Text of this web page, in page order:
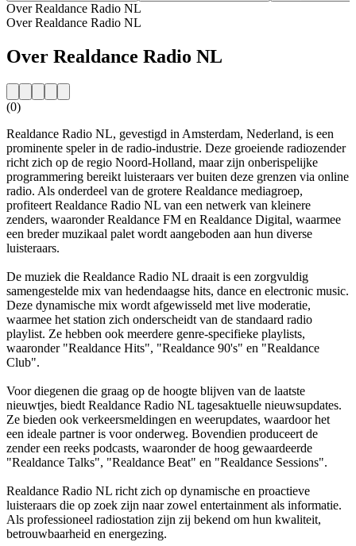
Over Realdance Radio NL
Over Realdance Radio NL
Over Realdance Radio NL
(0)
Realdance Radio NL, gevestigd in Amsterdam, Nederland, is een
prominente speler in de radio-industrie. Deze groeiende radiozender
richt zich op de regio Noord-Holland, maar zijn onberispelijke
programmering bereikt luisteraars ver buiten deze grenzen via online
radio. Als onderdeel van de grotere Realdance mediagroep,
profiteert Realdance Radio NL van een netwerk van kleinere
zenders, waaronder Realdance FM en Realdance Digital, waarmee
een breder muzikaal palet wordt aangeboden aan hun diverse
luisteraars.
De muziek die Realdance Radio NL draait is een zorgvuldig
samengestelde mix van hedendaagse hits, dance en electronic music.
Deze dynamische mix wordt afgewisseld met live moderatie,
waarmee het station zich onderscheidt van de standaard radio
playlist. Ze hebben ook meerdere genre-specifieke playlists,
waaronder "Realdance Hits", "Realdance 90's" en "Realdance
Club".
Voor diegenen die graag op de hoogte blijven van de laatste
nieuwtjes, biedt Realdance Radio NL tagesaktuelle nieuwsupdates.
Ze bieden ook verkeersmeldingen en weerupdates, waardoor het
een ideale partner is voor onderweg. Bovendien produceert de
zender een reeks podcasts, waaronder de hoog gewaardeerde
"Realdance Talks", "Realdance Beat" en "Realdance Sessions".
Realdance Radio NL richt zich op dynamische en proactieve
luisteraars die op zoek zijn naar zowel entertainment als informatie.
Als professioneel radiostation zijn zij bekend om hun kwaliteit,
betrouwbaarheid en energezing.